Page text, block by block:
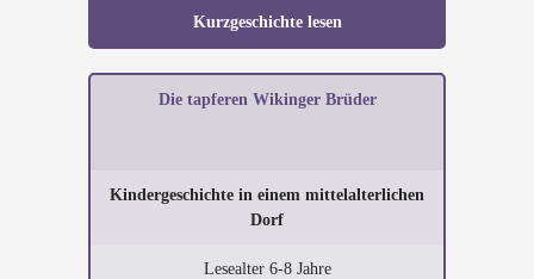
Kurzgeschichte lesen
Die tapferen Wikinger Brüder
Kindergeschichte in einem mittelalterlichen
Dorf
Lesealter 6-8 Jahre